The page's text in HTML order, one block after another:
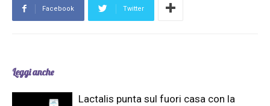
Facebook Twitter
Leggi anche
Lactalis punta sul fuori casa con la